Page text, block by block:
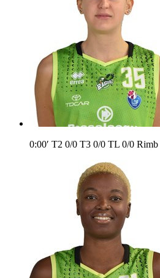
0:00′ T2 0/0 T3 0/0 TL 0/0 Rimb